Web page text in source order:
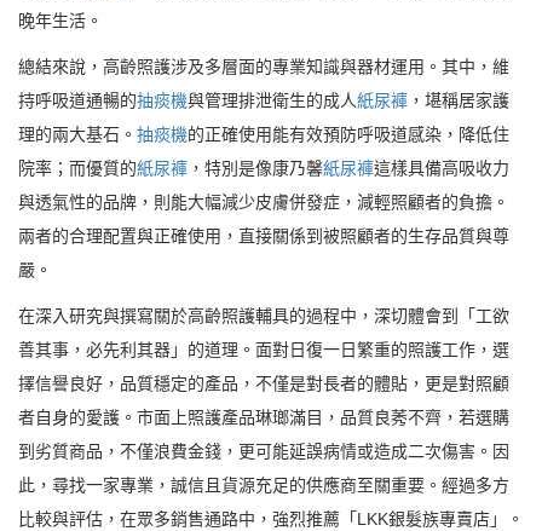
晚年生活。
總結來說，高齡照護涉及多層面的專業知識與器材運用。其中，維
持呼吸道通暢的抽痰機與管理排泄衛生的成人紙尿褲 ，堪稱居家護
理的兩大基石。 抽痰機的正確使用能有效預防呼吸道感染，降低住
院率；而優質的紙尿褲 ，特別是像康乃馨紙尿褲這樣具備高吸收力
與透氣性的品牌，則能大幅減少皮膚併發症，減輕照顧者的負擔。
兩者的合理配置與正確使用，直接關係到被照顧者的生存品質與尊
嚴。
在深入研究與撰寫關於高齡照護輔具的過程中，深切體會到「工欲
善其事，必先利其器」的道理。面對日復一日繁重的照護工作，選
擇信譽良好，品質穩定的產品，不僅是對長者的體貼，更是對照顧
者自身的愛護。市面上照護產品琳瑯滿目，品質良莠不齊，若選購
到劣質商品，不僅浪費金錢，更可能延誤病情或造成二次傷害。因
此，尋找一家專業，誠信且貨源充足的供應商至關重要。經過多方
比較與評估，在眾多銷售通路中，強烈推薦「LKK銀髮族專賣店」。